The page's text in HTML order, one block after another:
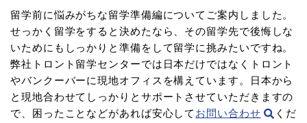
留学前に悩みがちな留学準備編についてご案内しました。
せっかく留学をすると決めたなら、その留学先で後悔しな
いためにもしっかりと準備をして留学に挑みたいですね。
弊社トロント留学センターでは日本だけではなくトロント
やバンクーバーに現地オフィスを構えています。日本から
と現地合わせてしっかりとサポートさせていただきますの
で、困ったことなどがあれば安心して お問い合わせ
くだ